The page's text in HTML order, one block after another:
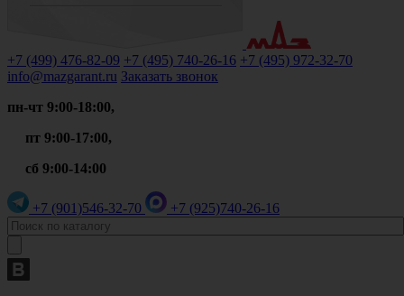
+7 (499) 476-82-09 +7 (495) 740-26-16 +7 (495) 972-32-70
info@mazgarant.ru Заказать звонок
пн-чт 9:00-18:00,
пт 9:00-17:00,
сб 9:00-14:00
+7 (901)546-32-70 +7 (925)740-26-16